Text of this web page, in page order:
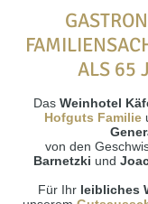
ALS 65
Das Weinhotel
Hofguts Familie
von den
Barnetzki und
Für Ihrleibliches